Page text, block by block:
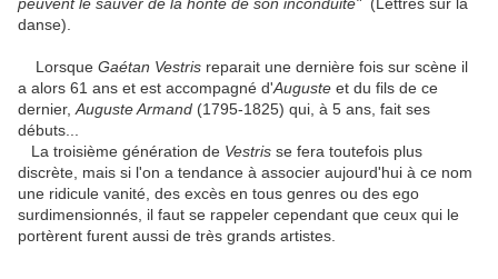
danse).
Lorsque Gaétan Vestris reparait une dernière fois sur scène il
a alors 61 ans et est accompagné d'Auguste et du fils de ce
dernier, Auguste Armand (1795-1825) qui, à 5 ans, fait ses
débuts...
La troisième génération de Vestris se fera toutefois plus
discrète, mais si l'on a tendance à associer aujourd'hui à ce nom
une ridicule vanité, des excès en tous genres ou des ego
surdimensionnés, il faut se rappeler cependant que ceux qui le
portèrent furent aussi de très grands artistes.